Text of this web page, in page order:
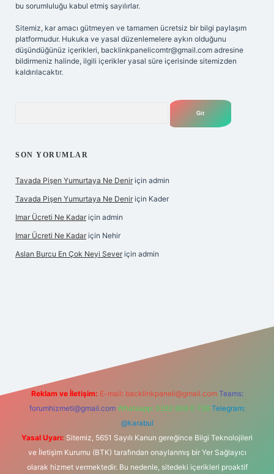
bu sorumluluğu kabul etmiş sayılırlar.
Sitemiz, kar amacı gütmeyen ve tamamen ücretsiz bir bilgi paylaşım
platformudur. Hukuka ve yasal düzenlemelere aykırı olduğunu
düşündüğünüz içerikleri, backlinkpanelicomtr@gmail.com adresine
bildirmeniz halinde, ilgili içerikler yasal süre içerisinde sitemizden
kaldırılacaktır.
SON YORUMLAR
Tavada Pişen Yumurtaya Ne Denir için admin
Tavada Pişen Yumurtaya Ne Denir için Kader
Imar Ücreti Ne Kadar için admin
Imar Ücreti Ne Kadar için Nehir
Aslan Burcu En Çok Neyi Sever için admin
Reklam ve İletişim: E-mail: backlinkpaneli@gmail.com Teams:
forumhizmeti@gmail.com Whatsapp: 0262 606 0 726 Telegram:
@karabul
Yasal Uyarı: Sitemiz, 5651 Sayılı Kanun gereğince Bilgi Teknolojileri
ve İletişim Kurumu (BTK) tarafından onaylanmış bir Yer Sağlayıcı
olarak hizmet vermektedir. Bu nedenle, sitedeki içerikleri proaktif